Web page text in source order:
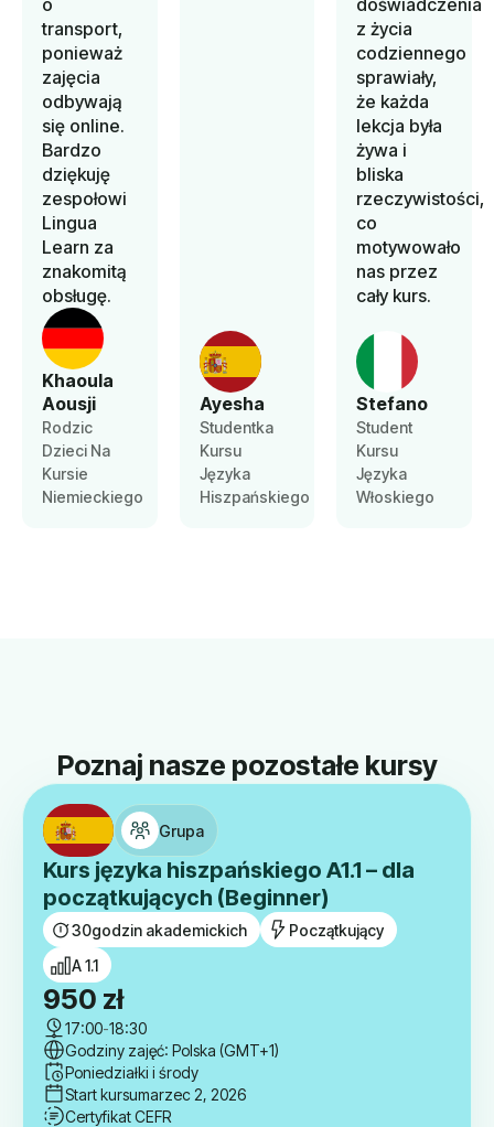
Khaoula
Aousji
Rodzic
Dzieci Na
Kursie
Niemieckiego
o
transport,
ponieważ
zajęcia
odbywają
się online.
Bardzo
dziękuję
zespołowi
Lingua
Learn za
znakomitą
obsługę.
Ayesha
Studentka
Kursu
Języka
Hiszpańskiego
Stefano
Student
Kursu
Języka
Włoskiego
doświadczenia
z życia
codziennego
sprawiały,
że każda
lekcja była
żywa i
bliska
rzeczywistości,
co
motywowało
nas przez
cały kurs.
Poznaj nasze pozostałe kursy
Grupa
Kurs języka hiszpańskiego A1.1 – dla
początkujących (Beginner)
30godzin akademickich
Początkujący
A 1.1
950 zł
17:00-18:30
Godziny zajęć: Polska (GMT+1)
Poniedziałki i środy
Start kursumarzec 2, 2026
Certyfikat CEFR